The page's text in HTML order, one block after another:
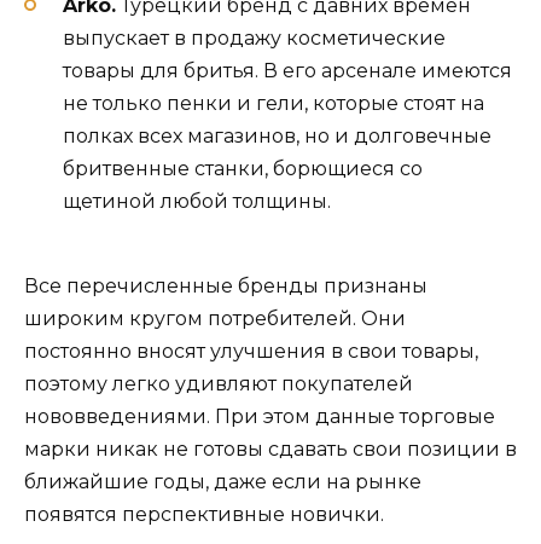
Arko.Турецкий бренд с давних времен
выпускает в продажу косметические
товары для бритья. В его арсенале имеются
не только пенки и гели, которые стоят на
полках всех магазинов, но и долговечные
бритвенные станки, борющиеся со
щетиной любой толщины.
Все перечисленные бренды признаны
широким кругом потребителей. Они
постоянно вносят улучшения в свои товары,
поэтому легко удивляют покупателей
нововведениями. При этом данные торговые
марки никак не готовы сдавать свои позиции в
ближайшие годы, даже если на рынке
появятся перспективные новички.